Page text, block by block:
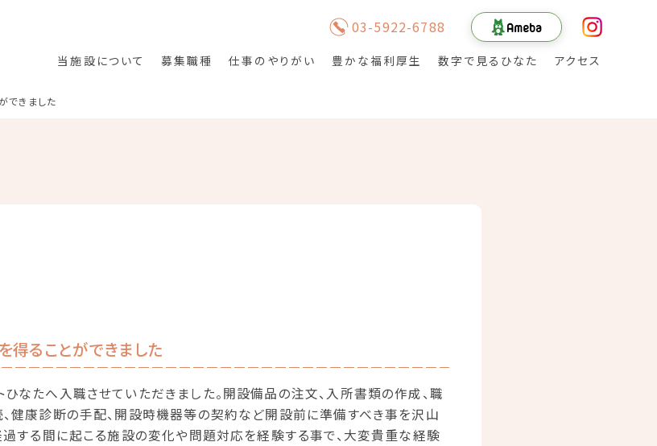
03-5922-6788
当施設について 募集職種 仕事のやりがい 豊かな福利厚生 数字で見るひなた アクセス
できました
得ることができました
なたへ入職させていただきました。開設備品の注文、入所書類の作成、職
健康診断の手配、開設時機器等の契約など開設前に準備すべき事を沢山
過する間に起こる施設の変化や問題対応を経験する事で、大変貴重な経験